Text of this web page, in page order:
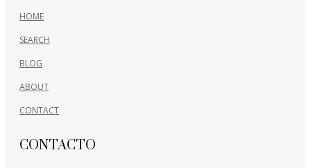
HOME
SEARCH
BLOG
ABOUT
CONTACT
CONTACTO